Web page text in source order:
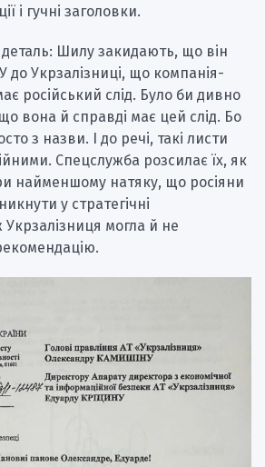
і гучні заголовки.
Шилу закидають, що він
до Укрзалізниці, що компанія-
російський слід. Було би дивно
вона й справді має цей слід. Бо
з назви. І до речі, такі листи
Спецслужба розсилає їх, як
найменшому натяку, що росіяни
у стратегічні
Укрзалізниця могла й не